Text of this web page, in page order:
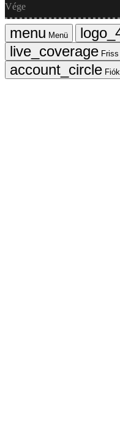
Vége
Menü
Friss
Fiók